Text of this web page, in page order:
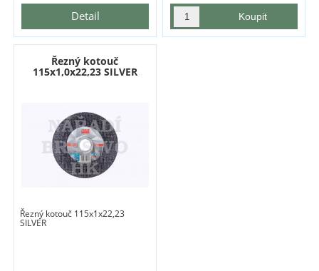
Detail
Řezný kotouč
115x1,0x22,23 SILVER
Řezný kotouč 115x1x22,23
SILVER